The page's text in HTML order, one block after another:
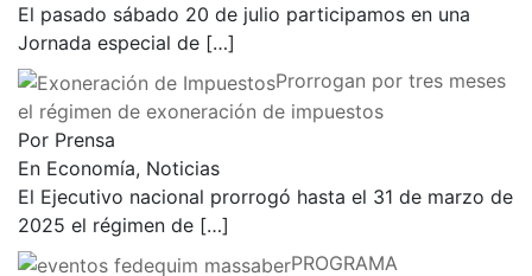
El pasado sábado 20 de julio participamos en una
Jornada especial de […]
Prorrogan por tres meses
el régimen de exoneración de impuestos
Por Prensa
En Economía, Noticias
El Ejecutivo nacional prorrogó hasta el 31 de marzo de
2025 el régimen de […]
PROGRAMA